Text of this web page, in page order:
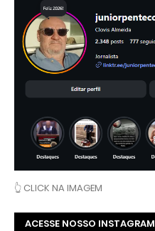
👆 CLICK NA IMAGEM
ACESSE NOSSO INSTAGRAM